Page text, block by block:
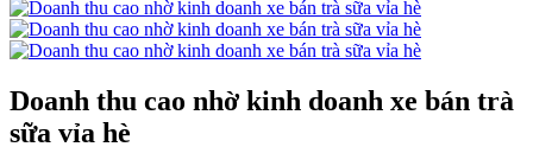
Doanh thu cao nhờ kinh doanh xe bán trà
sữa vỉa hè